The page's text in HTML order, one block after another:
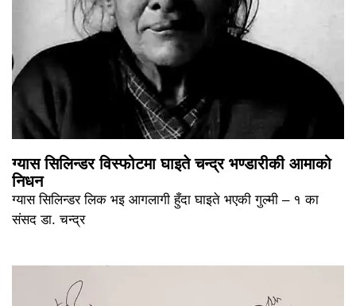
ग्यास सिलिन्डर विस्फोटमा घाइते चन्द्र भण्डारीकी आमाको
निधन
ग्यास सिलिन्डर लिक भइ आगलागी हुँदा घाइते भएकी गुल्मी – १ का
संसद डा. चन्द्र